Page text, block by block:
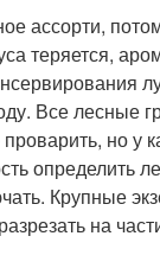
ассорти,
теряется,
Все лесные
но у
определить
Крупные
на